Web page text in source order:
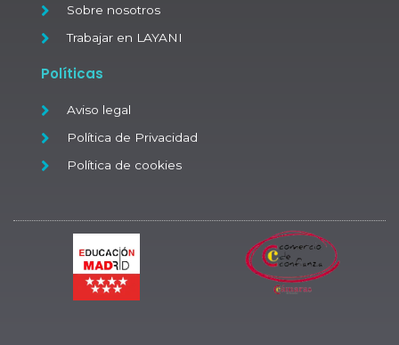
Sobre nosotros
Trabajar en LAYANI
Políticas
Aviso legal
Política de Privacidad
Política de cookies